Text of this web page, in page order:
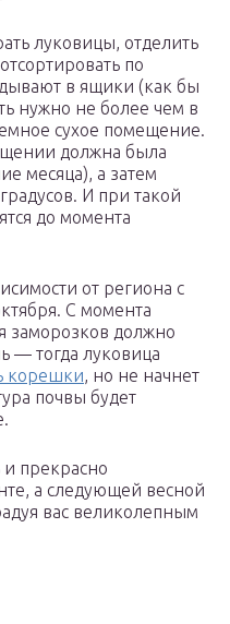
луковицы, отделить
по
в ящики (как бы
нужно не более чем в
сухое помещение.
должна была
месяца), а затем
И при такой
до момента
от региона с
С момента
заморозков должно
— тогда луковица
корешки, но не начнет
почвы будет
прекрасно
а следующей весной
вас великолепным